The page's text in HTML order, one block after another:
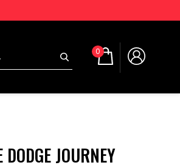
0
JOURNEY